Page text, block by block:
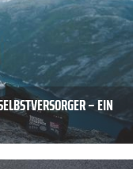
– EIN